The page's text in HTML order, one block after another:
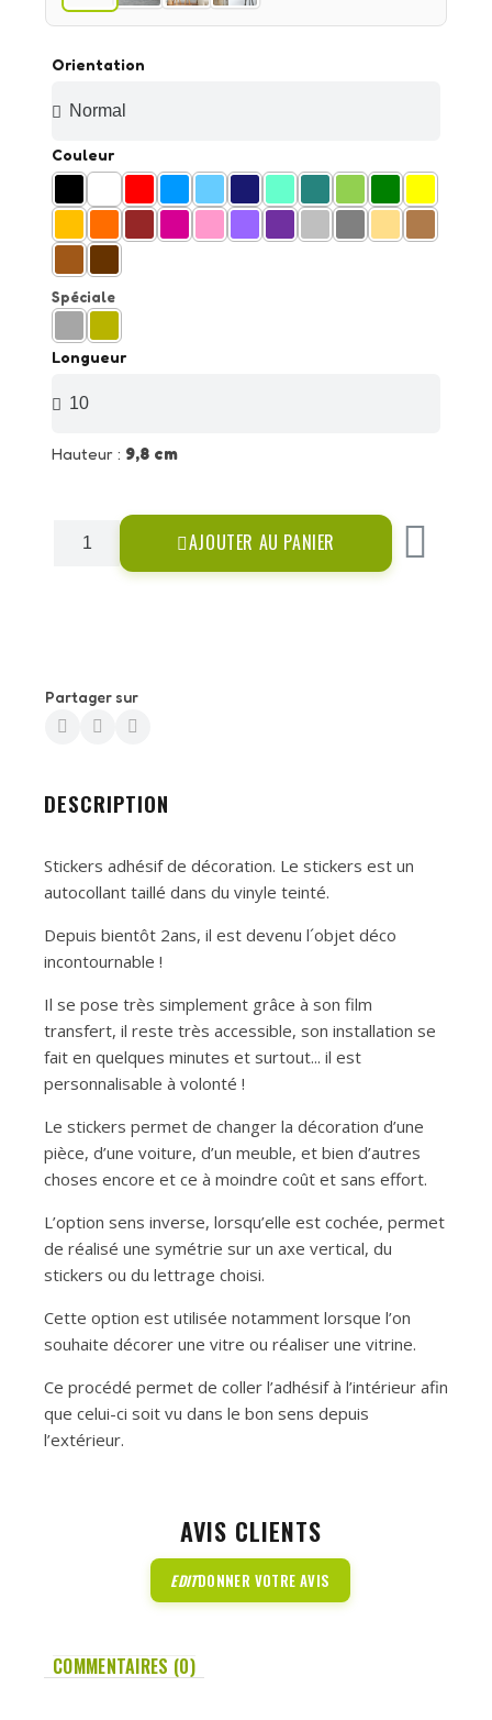
Orientation
Couleur
Spéciale
Longueur
Hauteur : 9,8 cm
AJOUTER AU PANIER
Partager sur
DESCRIPTION
Stickers adhésif de décoration. Le stickers est un
autocollant taillé dans du vinyle teinté.
Depuis bientôt 2ans, il est devenu l´objet déco
incontournable !
Il se pose très simplement grâce à son film
transfert, il reste très accessible, son installation se
fait en quelques minutes et surtout... il est
personnalisable à volonté !
Le stickers permet de changer la décoration d’une
pièce, d’une voiture, d’un meuble, et bien d’autres
choses encore et ce à moindre coût et sans effort.
L’option sens inverse, lorsqu’elle est cochée, permet
de réalisé une symétrie sur un axe vertical, du
stickers ou du lettrage choisi.
Cette option est utilisée notamment lorsque l’on
souhaite décorer une vitre ou réaliser une vitrine.
Ce procédé permet de coller l’adhésif à l’intérieur afin
que celui-ci soit vu dans le bon sens depuis
l’extérieur.
AVIS CLIENTS
EDITDONNER VOTRE AVIS
COMMENTAIRES (0)